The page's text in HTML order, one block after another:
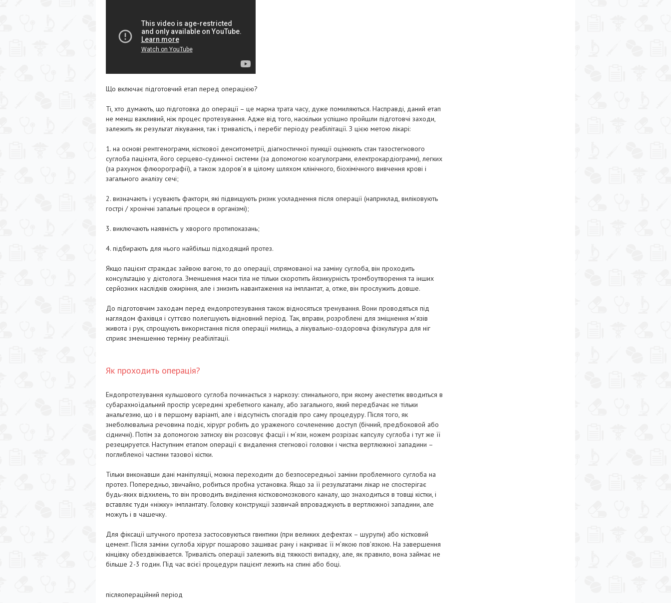
Що включає підготовчий етап перед операцією?
Ті, хто думають, що підготовка до операції – це марна трата часу, дуже помиляються. Насправді, даний етап
не менш важливий, ніж процес протезування. Адже від того, наскільки успішно пройшли підготовчі заходи,
залежить як результат лікування, так і тривалість, і перебіг періоду реабілітації. З цією метою лікарі:
1. на основі рентгенограми, кісткової денситометрії, діагностичної пункції оцінюють стан тазостегнового
суглоба пацієнта, його серцево-судинної системи (за допомогою коагулограми, електрокардіограми), легких
(за рахунок флюорографії), а також здоров’я в цілому шляхом клінічного, біохімічного вивчення крові і
загального аналізу сечі;
2. визначають і усувають фактори, які підвищують ризик ускладнення після операції (наприклад, виліковують
гострі / хронічні запальні процеси в організмі);
3. виключають наявність у хворого протипоказань;
4. підбирають для нього найбільш підходящий протез.
Якщо пацієнт страждає зайвою вагою, то до операції, спрямованої на заміну суглоба, він проходить
консультацію у дієтолога. Зменшення маси тіла не тільки скоротить йязикурність тромбоутворення та інших
серйозних наслідків ожиріння, але і знизить навантаження на імплантат, а, отже, він прослужить довше.
До підготовчим заходам перед ендопротезування також відносяться тренування. Вони проводяться під
наглядом фахівця і суттєво полегшують відновний період. Так, вправи, розроблені для зміцнення м’язів
живота і рук, спрощують використання після операції милиць, а лікувально-оздоровча фізкультура для ніг
сприяє зменшенню терміну реабілітації.
Як проходить операція?
Ендопротезування кульшового суглоба починається з наркозу: спинального, при якому анестетик вводиться в
субарахноїдальний простір усередині хребетного каналу, або загального, який передбачає не тільки
анальгезию, що і в першому варіанті, але і відсутність спогадів про саму процедуру. Після того, як
знеболювальна речовина подіє, хірург робить до ураженого сочленению доступ (бічний, предбоковой або
сідничні). Потім за допомогою затиску він розсовує фасції і м’язи, ножем розрізає капсулу суглоба і тут же її
резецируется. Наступним етапом операції є видалення стегнової головки і чистка вертлюжної западини –
поглибленої частини тазової кістки.
Тільки виконавши дані маніпуляції, можна переходити до безпосередньої заміни проблемного суглоба на
протез. Попередньо, звичайно, робиться пробна установка. Якщо за її результатами лікар не спостерігає
будь-яких відхилень, то він проводить виділення кістковомозкового каналу, що знаходиться в товщі кістки, і
вставляє туди «ніжку» імплантату. Головку конструкції зазвичай впроваджують в вертлюжної западини, але
можуть і в чашечку.
Для фіксації штучного протеза застосовуються гвинтики (при великих дефектах – шурупи) або кістковий
цемент. Після заміни суглоба хірург пошарово зашиває рану і накриває її м’якою пов’язкою. На завершення
кінцівку обездвіжівается. Тривалість операції залежить від тяжкості випадку, але, як правило, вона займає не
більше 2-3 годин. Під час всієї процедури пацієнт лежить на спині або боці.
післяопераційний період